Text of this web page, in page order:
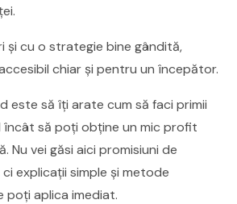
și cu o strategie bine gândită,
chiar și pentru un începător.
este să îți arate cum să faci primii
încât să poți obține un mic profit
Nu vei găsi aici promisiuni de
explicații simple și metode
poți aplica imediat.